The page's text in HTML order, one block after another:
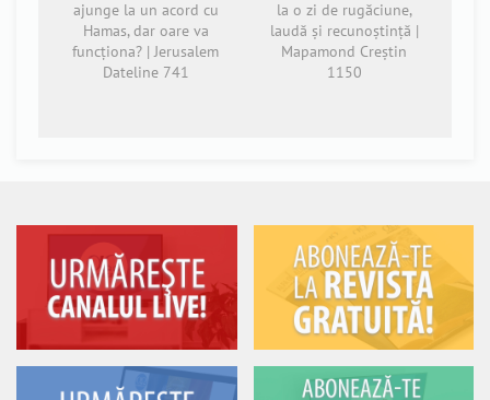
ajunge la un acord cu
Hamas, dar oare va
funcționa? | Jerusalem
Dateline 741
la o zi de rugăciune,
laudă și recunoștință |
Mapamond Creștin
1150